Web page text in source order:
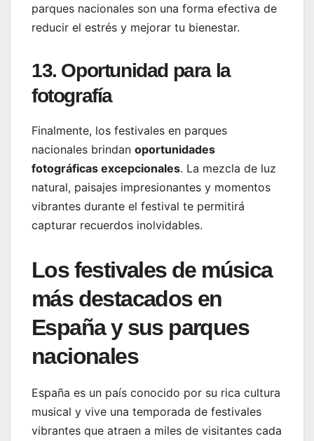
parques nacionales son una forma efectiva de
reducir el estrés y mejorar tu bienestar.
13. Oportunidad para la
fotografía
Finalmente, los festivales en parques
nacionales brindan oportunidades
fotográficas excepcionales. La mezcla de luz
natural, paisajes impresionantes y momentos
vibrantes durante el festival te permitirá
capturar recuerdos inolvidables.
Los festivales de música
más destacados en
España y sus parques
nacionales
España es un país conocido por su rica cultura
musical y vive una temporada de festivales
vibrantes que atraen a miles de visitantes cada